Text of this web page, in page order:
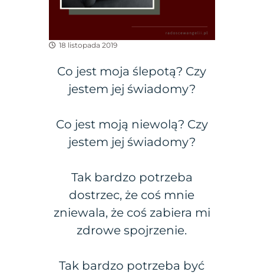
18 listopada 2019
Co jest moja ślepotą? Czy
jestem jej świadomy?
Co jest moją niewolą? Czy
jestem jej świadomy?
Tak bardzo potrzeba
dostrzec, że coś mnie
zniewala, że coś zabiera mi
zdrowe spojrzenie.
Tak bardzo potrzeba być